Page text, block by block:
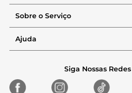
Sobre o Serviço
Ajuda
Siga Nossas